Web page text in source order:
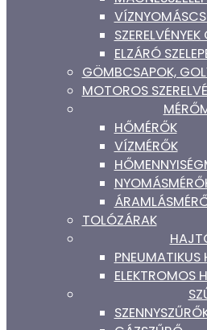
ELZÁRÓ
GÖMBCSAPOK,
MOTOROS
HŐMÉRŐK
VÍZMÉRŐK
TOLÓZÁRAK
ELEKTROMOS